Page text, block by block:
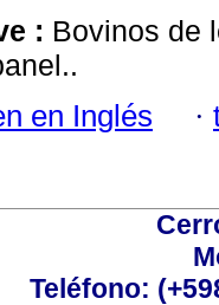
: Bovinos de
en Inglés ·
Teléfono: